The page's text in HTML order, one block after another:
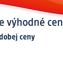
výhodné
ceny